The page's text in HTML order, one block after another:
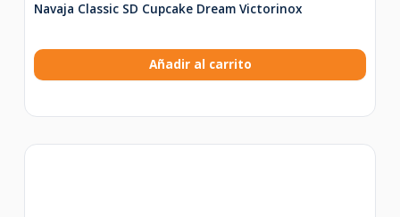
Navaja Classic SD Cupcake Dream Victorinox
Añadir al carrito